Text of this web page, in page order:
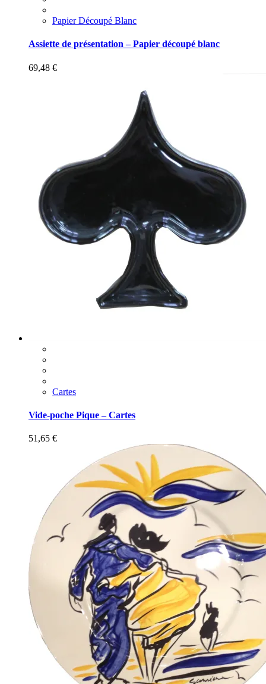
Papier Découpé Blanc
Assiette de présentation – Papier découpé blanc
69,48 €
Cartes
Vide-poche Pique – Cartes
51,65 €